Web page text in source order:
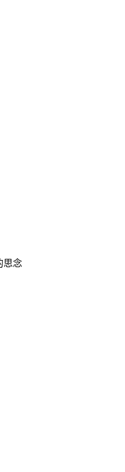
思念